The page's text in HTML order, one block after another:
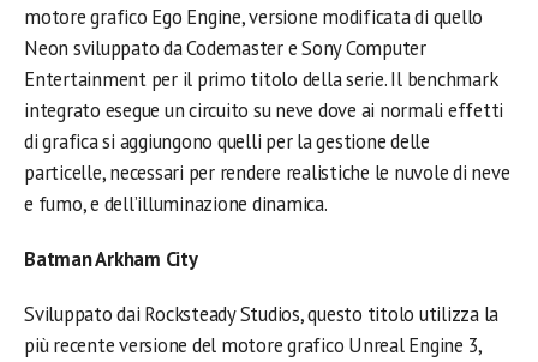
motore grafico Ego Engine, versione modificata di quello
Neon sviluppato da Codemaster e Sony Computer
Entertainment per il primo titolo della serie. Il benchmark
integrato esegue un circuito su neve dove ai normali effetti
di grafica si aggiungono quelli per la gestione delle
particelle, necessari per rendere realistiche le nuvole di neve
e fumo, e dell’illuminazione dinamica.
Batman Arkham City
Sviluppato dai Rocksteady Studios, questo titolo utilizza la
più recente versione del motore grafico Unreal Engine 3,